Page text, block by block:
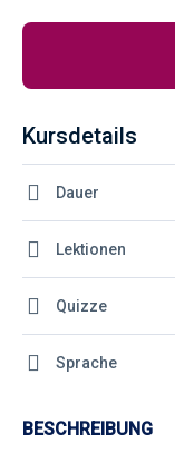
BESCHREIBUNG
Kursdetails
Dauer
Lektionen
Quizze
Sprache